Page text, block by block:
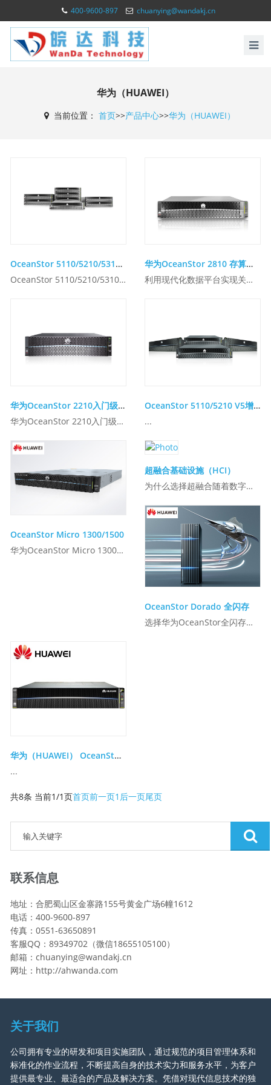
400-9600-897 chuanying@wandakj.cn
华为（HUAWEI）
当前位置：首页>>产品中心>>华为（HUAWEI）
OceanStor 5110/5210/5310/5510/5610/5810 V5系列智能混合闪存存储
OceanStor 5110/5210/5310/5510/5610/5810 V5系列智能混合闪存存储...
华为OceanStor 2810 存算一体化平台
利用现代化数据平台实现关键任务性能并更快地获得洞察力 数据仓库、商业智能和分析工作负载构建关键任务应用程序和...
华为OceanStor 2210入门级存储
华为OceanStor 2210入门级存储...
OceanStor 5110/5210 V5增强版 智能混合闪存存储系统
...
OceanStor Micro 1300/1500
华为OceanStor Micro 1300/1500 微存储以NoF+高速网络连接Diskless服务器，实现计算和存储资源独立弹性扩展。面向云和互联网数据中心，微存储组合成高速可靠的共享存储资源池，帮助客户提高资源利用率，机柜空间和设备能耗分别降低40%。微存储借助高速NoF+网络和FLASHLINK®智能盘控协同算法，全面拥抱第三方生态，为客户...
超融合基础设施（HCI）
为什么选择超融合随着数字化经济的深入发展，众多企业更多将重心逐步转向创新敏捷型业务，业务起步时与成熟高峰期业务量差值极大，IT基础设施往往难以一步到位，轻量起步、敏捷弹性成为创新型企业部署IT基础设施的关键需求。越来越多的数据在分支产生，企业分支由于其环境复杂、地理位置特殊、行业属性强等特点，对环境的宽...
OceanStor Dorado 全闪存
选择华为OceanStor全闪存的三大理由华为全闪存存储OceanStor Dorado系列OceanStor Dorado 18500/18800 V6 采用SmartMatrix高可靠架构，支持端到端NVMe，提供2100万I...
华为（HUAWEI） OceanStor2200V3存储
...
共8条 当前1/1页首页前一页1 后一页尾页
联系信息
地址：合肥蜀山区金寨路155号黄金广场6幢1612
电话：400-9600-897
传真：0551-63650891
客服QQ：89349702（微信18655105100）
邮箱：chuanying@wandakj.cn
网址：http://ahwanda.com
关于我们
公司拥有专业的研发和项目实施团队，通过规范的项目管理体系和
标准化的作业流程，不断提高自身的技术实力和服务水平，为客户
提供最专业、最适合的产品及解决方案。凭借对现代信息技术的独